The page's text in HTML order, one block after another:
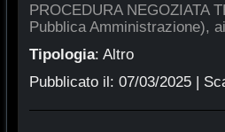
PROCEDURA NEGOZIATA
Pubblica Amministrazione),
Tipologia: Altro
Pubblicato il: 07/03/2025|